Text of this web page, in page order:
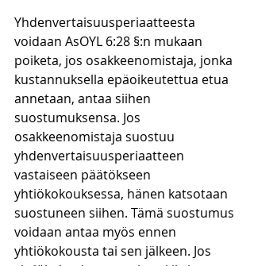
Yhdenvertaisuusperiaatteesta
voidaan AsOYL 6:28 §:n mukaan
poiketa, jos osakkeenomistaja, jonka
kustannuksella epäoikeutettua etua
annetaan, antaa siihen
suostumuksensa. Jos
osakkeenomistaja suostuu
yhdenvertaisuusperiaatteen
vastaiseen päätökseen
yhtiökokouksessa, hänen katsotaan
suostuneen siihen. Tämä suostumus
voidaan antaa myös ennen
yhtiökokousta tai sen jälkeen. Jos